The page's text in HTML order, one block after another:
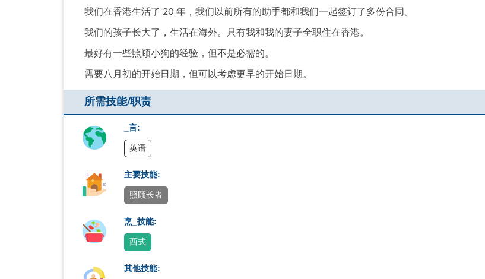
我们在香港生活了 20 年，我们以前所有的助手都和我们一起签订了多份合同。
我们的孩子长大了，生活在海外。只有我和我的妻子全职住在香港。
最好有一些照顾小狗的经验，但不是必需的。
需要八月初的开始日期，但可以考虑更早的开始日期。
所需技能/职责
_言:
英语
主要技能:
照顾长者
烹_技能:
西式
其他技能: